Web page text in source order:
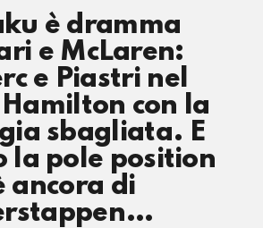
è dramma
e McLaren:
e Piastri nel
con la
sbagliata. E
la pole position
ancora di